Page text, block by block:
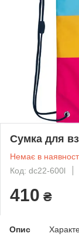
Сумка для
Немає в
Код: dc22-600l
410 ₴
Опис